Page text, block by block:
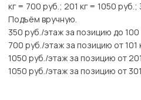
кг = 700 руб.; 201 кг = 1050 руб.;
Подъём вручную.
350 руб./этаж за позицию до 100
700 руб./этаж за позицию от 101
1050 руб./этаж за позицию от
1050 руб./этаж за позицию от